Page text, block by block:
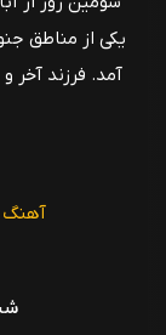
یکی از مناطق
آهنگ